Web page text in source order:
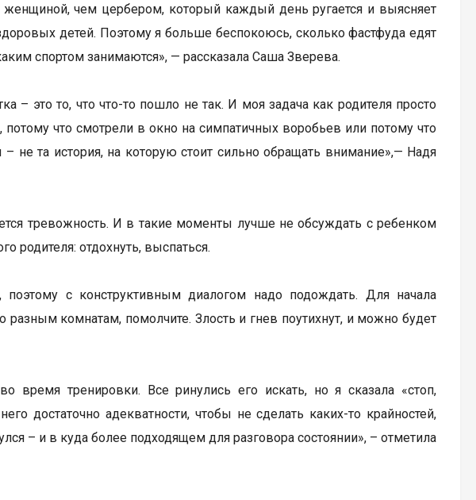
чем цербером, который каждый день ругается и выясняет
детей. Поэтому я больше беспокоюсь, сколько фастфуда едят
спортом занимаются», — рассказала Саша Зверева.
– это то, что что-то пошло не так. И моя задача как родителя просто
что смотрели в окно на симпатичных воробьев или потому что
не та история, на которую стоит сильно обращать внимание»,— Надя
тревожность. И в такие моменты лучше не обсуждать с ребенком
родителя: отдохнуть, выспаться.
с конструктивным диалогом надо подождать. Для начала
разным комнатам, помолчите. Злость и гнев поутихнут, и можно будет
тренировки. Все ринулись его искать, но я сказала «стоп,
достаточно адекватности, чтобы не сделать каких-то крайностей,
– и в куда более подходящем для разговора состоянии», – отметила